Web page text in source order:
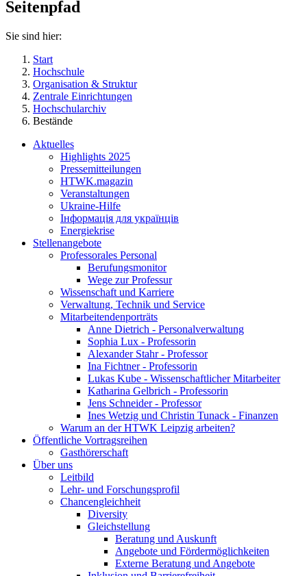
Seitenpfad
Sie sind hier:
Start
Hochschule
Organisation & Struktur
Zentrale Einrichtungen
Hochschularchiv
Bestände
Aktuelles
Highlights 2025
Pressemitteilungen
HTWK.magazin
Veranstaltungen
Ukraine-Hilfe
Інформація для українців
Energiekrise
Stellenangebote
Professorales Personal
Berufungsmonitor
Wege zur Professur
Wissenschaft und Karriere
Verwaltung, Technik und Service
Mitarbeitendenporträts
Anne Dietrich - Personalverwaltung
Sophia Lux - Professorin
Alexander Stahr - Professor
Ina Fichtner - Professorin
Lukas Kube - Wissenschaftlicher Mitarbeiter
Katharina Gelbrich - Professorin
Jens Schneider - Professor
Ines Wetzig und Christin Tunack - Finanzen
Warum an der HTWK Leipzig arbeiten?
Öffentliche Vortragsreihen
Gasthörerschaft
Über uns
Leitbild
Lehr- und Forschungsprofil
Chancengleichheit
Diversity
Gleichstellung
Beratung und Auskunft
Angebote und Fördermöglichkeiten
Externe Beratung und Angebote